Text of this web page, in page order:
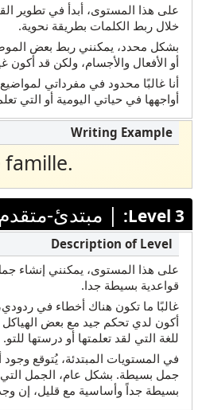
الصومالي ماذا
الإسبانية
تاميل
تيلوغو
تركي
أردو
يوبيك
على هذا المستوى، أبدأ في تطوير
خلال ربط الكلمات بطريقة نحوية.
بشكل محدد، يمكنني ربط بعض
أو الأفعال والأجسام، ولكن قد أكون
أنا غالبًا محدود في مفرداتي
أواجهها في حياتي اليومية أو التي
famille.
Level 3:
| مبتدئ-متقدم
على هذا المستوى، يمكنني إنشاء
قواعدية بسيطة جدا.
غالبًا ما تكون هناك أخطاء في
أكون لدي تحكم جيد مع بعض الهياكل
للغة التي لقد تعلمتها أو درستها للتو.
في المستويات المبتدئة، يُتوقع وجود
جمل بسيطة. بشكل عام، الجمل التي
بسيطة جداً وأساسية مع قليل، إن